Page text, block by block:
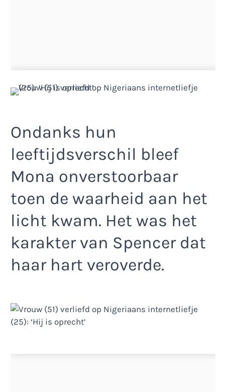
Ondanks hun
leeftijdsverschil bleef
Mona onverstoorbaar
toen de waarheid aan het
licht kwam. Het was het
karakter van Spencer dat
haar hart veroverde.